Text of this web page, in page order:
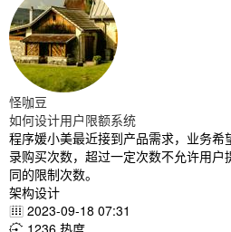
怪咖豆
如何设计用户限额系统
程序媛小美最近接到产品需求，业务
录购买次数，超过一定次数不允许用
同的限制次数。
架构设计
 2023-09-18 07:31
 1236 热度